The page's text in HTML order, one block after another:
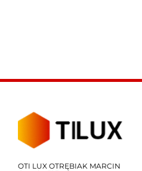
OTI LUX OTRĘBIAK MARCIN